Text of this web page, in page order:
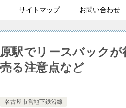
サイトマップ お問い合わせ
原駅でリースバック
売る注意点など
名古屋市営地下鉄沿線